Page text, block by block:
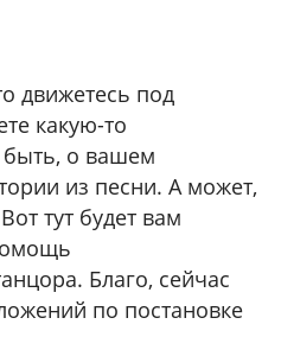
движетесь под
какую-то
о вашем
из песни. А может,
тут будет вам
Благо, сейчас
по постановке